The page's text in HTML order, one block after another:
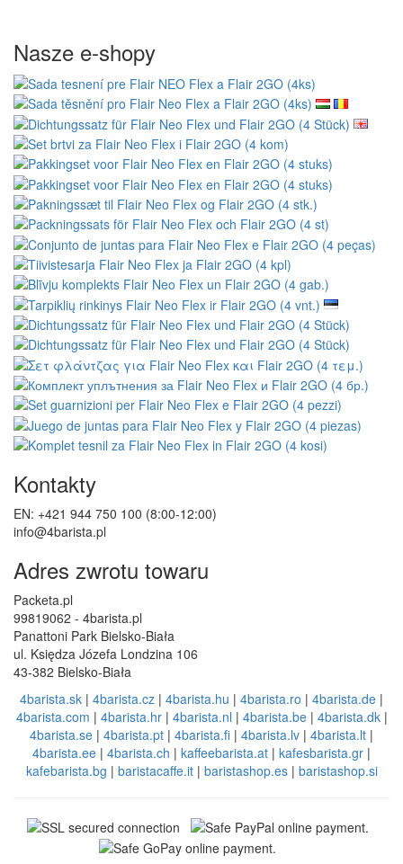
Nasze e-shopy
Kontakty
EN: +421 944 750 100 (8:00-12:00)
info@4barista.pl
Adres zwrotu towaru
Packeta.pl
99819062 - 4barista.pl
Panattoni Park Bielsko-Biała
ul. Księdza Józefa Londzina 106
43-382 Bielsko-Biała
4barista.sk | 4barista.cz | 4barista.hu | 4barista.ro | 4barista.de |
4barista.com | 4barista.hr| 4barista.nl | 4barista.be| 4barista.dk|
4barista.se | 4barista.pt | 4barista.fi | 4barista.lv | 4barista.lt |
4barista.ee | 4barista.ch | kaffeebarista.at | kafesbarista.gr |
kafebarista.bg | baristacaffe.it| baristashop.es| baristashop.si